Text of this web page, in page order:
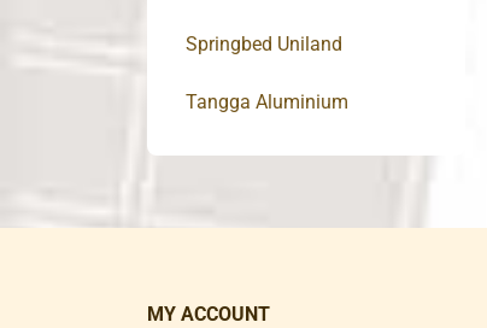
Springbed Uniland
Tangga Aluminium
MY ACCOUNT